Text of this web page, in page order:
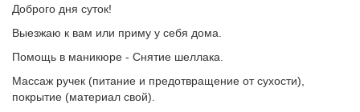
Доброго дня суток!
Выезжаю к вам или приму у себя дома.
Помощь в маникюре - Снятие шеллака.
Массаж ручек (питание и предотвращение от сухости),
покрытие (материал свой).